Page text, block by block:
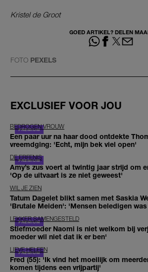
Kristel de Groot
GOED ARTIKEL? DELEN
FOTO PEXELS
EXCLUSIEF VOOR JOU
BEDROGEN VROUW
Een paar uur na haar dood ontdekte
vreemdging: 'Echt, mijn bek viel open'
DE ERFENIS
Amy’s zus voert al twintig jaar strijd om
'Op de uitvaart is ze niet geweest'
WIL JE ZIEN
Tatum Dagelet blikt samen met Saskia
'Brutale Meiden': 'Mensen beledigen
LEKKER SAMENGESTELD
Stiefmoeder Naomi is niet welkom bij
moeder wil niet dat ik er ben'
LIEVE HELEEN
Fred (55): 'Ik vind het moeilijk om
komen tijdens een vrijpartij'